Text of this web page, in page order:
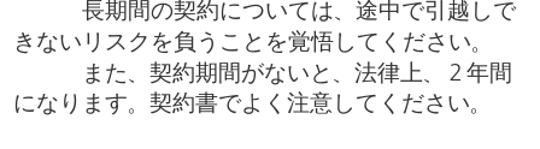
長期間の契約については、途中で引越しで
きないリスクを負うことを覚悟してください。
また、契約期間がないと、法律上、２年間
になります。契約書でよく注意してください。